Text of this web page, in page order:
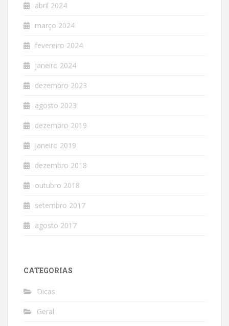
abril 2024
março 2024
fevereiro 2024
janeiro 2024
dezembro 2023
agosto 2023
dezembro 2019
janeiro 2019
dezembro 2018
outubro 2018
setembro 2017
agosto 2017
CATEGORIAS
Dicas
Geral